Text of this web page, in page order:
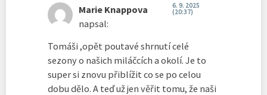
Marie Knappova
napsal:
6. 9. 2025
(20:37)
Tomáši ,opět poutavé shrnutí celé
sezony o našich miláčcích a okolí. Je to
super si znovu přiblížit co se po celou
dobu dělo. A teď už jen věřit tomu, že naši